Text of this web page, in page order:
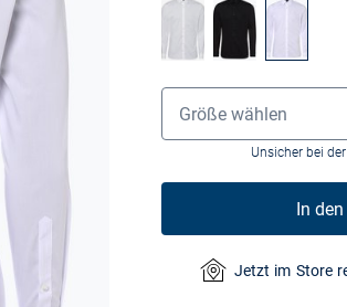
Größenauswahl
Größe wählen
Unsicher bei
In
Jetzt im Store